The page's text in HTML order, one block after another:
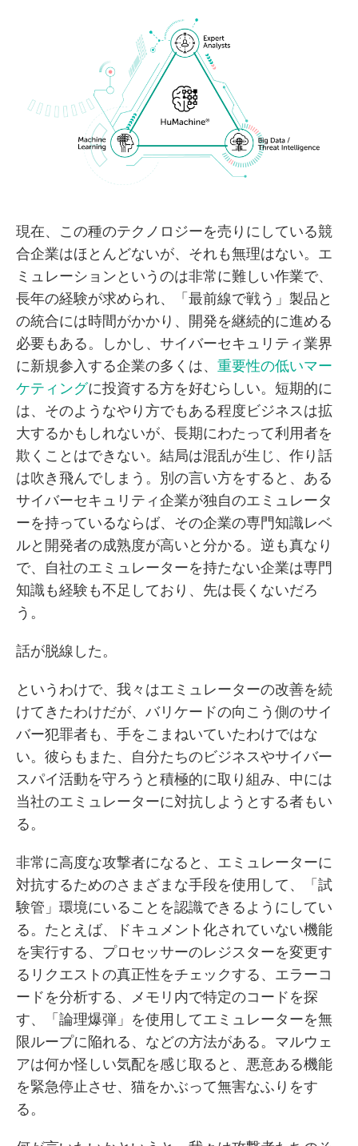
現在、この種のテクノロジーを売りにしている競
合企業はほとんどないが、それも無理はない。エ
ミュレーションというのは非常に難しい作業で、
長年の経験が求められ、「最前線で戦う」製品と
の統合には時間がかかり、開発を継続的に進める
必要もある。しかし、サイバーセキュリティ業界
に新規参入する企業の多くは、 重要性の低いマー
ケティングに投資する方を好むらしい。短期的に
は、そのようなやり方でもある程度ビジネスは拡
大するかもしれないが、長期にわたって利用者を
欺くことはできない。結局は混乱が生じ、作り話
は吹き飛んでしまう。別の言い方をすると、ある
サイバーセキュリティ企業が独自のエミュレータ
ーを持っているならば、その企業の専門知識レベ
ルと開発者の成熟度が高いと分かる。逆も真なり
で、自社のエミュレーターを持たない企業は専門
知識も経験も不足しており、先は長くないだろ
う。
話が脱線した。
というわけで、我々はエミュレーターの改善を続
けてきたわけだが、バリケードの向こう側のサイ
バー犯罪者も、手をこまねいていたわけではな
い。彼らもまた、自分たちのビジネスやサイバー
スパイ活動を守ろうと積極的に取り組み、中には
当社のエミュレーターに対抗しようとする者もい
る。
非常に高度な攻撃者になると、エミュレーターに
対抗するためのさまざまな手段を使用して、「試
験管」環境にいることを認識できるようにしてい
る。たとえば、ドキュメント化されていない機能
を実行する、プロセッサーのレジスターを変更す
るリクエストの真正性をチェックする、エラーコ
ードを分析する、メモリ内で特定のコードを探
す、「論理爆弾」を使用してエミュレーターを無
限ループに陥れる、などの方法がある。マルウェ
アは何か怪しい気配を感じ取ると、悪意ある機能
を緊急停止させ、猫をかぶって無害なふりをす
る。